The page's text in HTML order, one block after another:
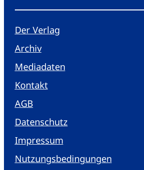
Der Verlag
Archiv
Mediadaten
Kontakt
AGB
Datenschutz
Impressum
Nutzungsbedingungen